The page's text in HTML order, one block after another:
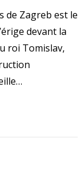
de Zagreb est le
devant la
roi Tomislav,